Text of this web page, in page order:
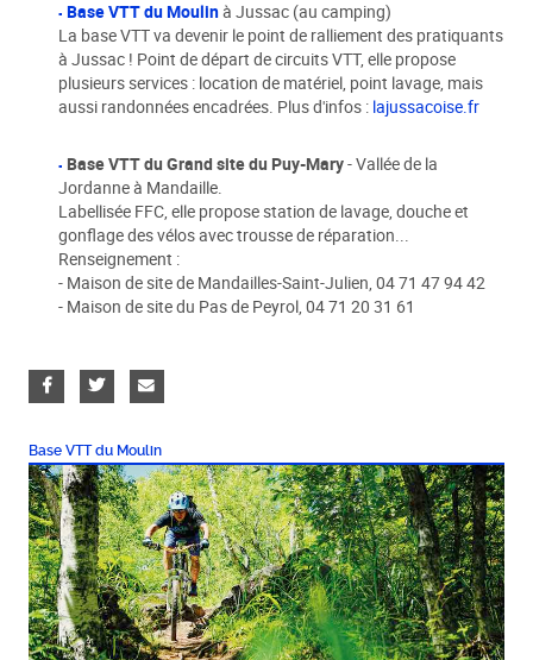
Base VTT du Moulinà Jussac (au camping)
La base VTT va devenir le point de ralliement des pratiquants
à Jussac ! Point de départ de circuits VTT, elle propose
plusieurs services : location de matériel, point lavage, mais
aussi randonnées encadrées. Plus d'infos : lajussacoise.fr
Base VTT du Grand site du Puy-Mary- Vallée de la
Jordanne à Mandaille.
Labellisée FFC, elle propose station de lavage, douche et
gonflage des vélos avec trousse de réparation...
Renseignement :
- Maison de site de Mandailles-Saint-Julien, 04 71 47 94 42
- Maison de site du Pas de Peyrol, 04 71 20 31 61
Base VTT du Moulin